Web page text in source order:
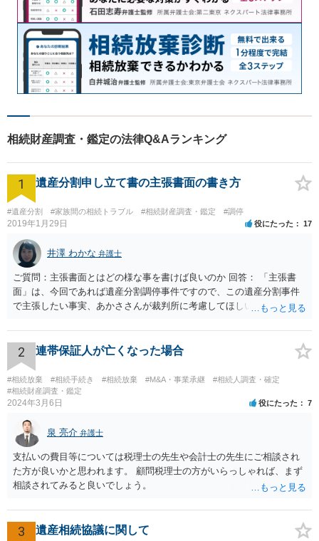
相続財産調査・鑑定の法律Q&Aランキング
1 遺産分割申し立て書の主張書面の書き方
#遺産分割 #家族間の相続トラブル #相続財産調査・鑑定 #調停
2019年1月29日 役にたった 17
井澤 わかな 弁護士
ご質問：主張書面とはどの様な事を書けば良いのか 回答： 「主張書
面」は、今回であれば遺産分割調停事件ですので、この遺産分割事件
で主張したい事実、あかささんが裁判所に考慮してほしいと思う、亡
ります。 もし、主張したい事実や考慮してほしい事情に関連して
資料を持っているようであれば、主張書面とは別で提出できます。も
し、お姉さんに見られたくないような資料がある場合、「非開示の希
望に関する申出書」と共に提出することも考えられます。 ご質問：書
いた方が良い事と書かない方が良い事 回答： お姉さんが申立書の「申
立ての趣旨」のところに書いている遺産の分け方に対して意見があれ
ば、まずそれを書くとよいです。 次に「申立ての理由」のところに、
なぜ調停を申し立てたのか(例えば、あかささんと話合いが出来ない／
決裂した、など)や亡くなった方・あかささん・お姉さん間の事情やい
きさつなどが書かれていると思うので、あかささんから見てそれは違
うと感じるところは、どのように違うのか、など書くとよいです。 そ
の他、お姉さんの申立書には書かれていないけど、どのように遺産を
った等)、それも書くとよいです。 書かない方が良いと思うことは、遺
2 連帯保証人が亡くなった場合
#相続放棄 #相続手続き #相続放棄 #M&A・事業承継
#相続人調査・確定
#相続財産調査・鑑定
2024年3月6日 役にたった 7
泉 亮介 弁護士
支払いの費目等については税理士の先生や会計士の先生にご相談され
た方が良いかと思われます。 顧問税理士の方がいらっしゃれば、まず
相談されてみると良いでしょう。
3 遺産相続協議に関して